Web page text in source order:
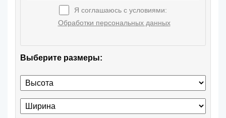
Я соглашаюсь с условиями:
Обработки персональных данных
Выберите размеры: